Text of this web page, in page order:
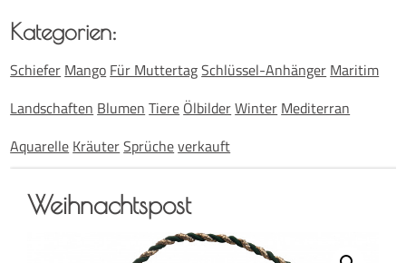
Weih­nachts­post
Kate­go­rien:
Schiefer Mango Für MuttertagSchlüssel-Anhänger Maritim
Landschaften Blumen Tiere ÖlbilderWinter Mediterran
Aquarelle KräuterSprücheverkauft